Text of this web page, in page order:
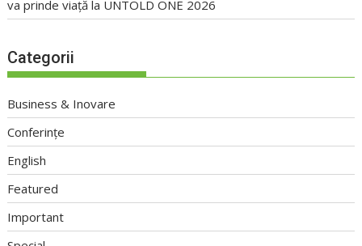
va prinde viață la UNTOLD ONE 2026
Categorii
Business & Inovare
Conferințe
English
Featured
Important